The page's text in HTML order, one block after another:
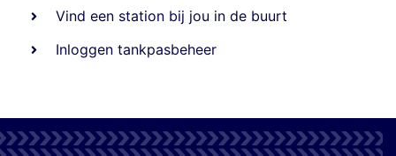
Vind een station bij jou in de buurt
Inloggen tankpasbeheer